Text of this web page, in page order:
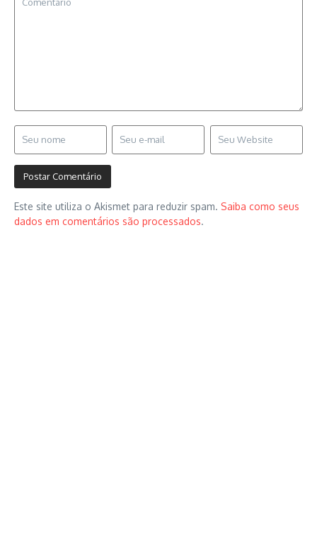
Este site utiliza o Akismet para reduzir spam. Saiba como seus
dados em comentários são processados.